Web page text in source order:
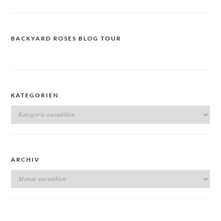
BACKYARD ROSES BLOG TOUR
KATEGORIEN
Kategorien
ARCHIV
Archiv